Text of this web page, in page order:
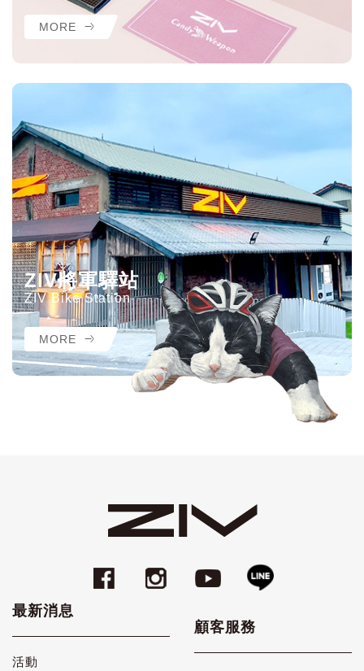
MORE
ZIV將軍驛站
ZIV Bike Station
MORE
最新消息
活動
顧客服務